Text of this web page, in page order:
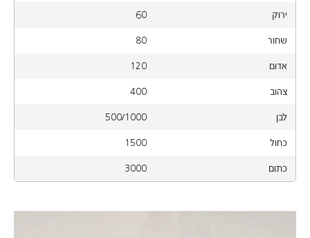
ירוק 60
שחור 80
אדום 120
צהוב 400
לבן 500/1000
כחול 1500
כתום 3000